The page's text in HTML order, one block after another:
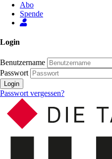
Abo
Spende
Login
Benutzername
Passwort
Login
Passwort vergessen?